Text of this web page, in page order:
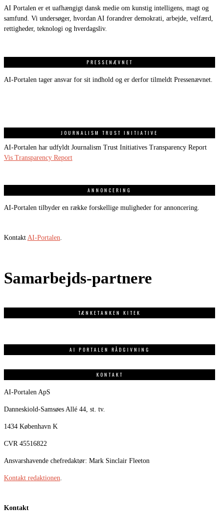
AI Portalen er et uafhængigt dansk medie om kunstig intelligens, magt og
samfund. Vi undersøger, hvordan AI forandrer demokrati, arbejde, velfærd,
rettigheder, teknologi og hverdagsliv.
PRESSENÆVNET
AI-Portalen tager ansvar for sit indhold og er derfor tilmeldt Pressenævnet.
JOURNALISM TRUST INITIATIVE
AI-Portalen har udfyldt Journalism Trust Initiatives Transparency Report
Vis Transparency Report
ANNONCERING
AI-Portalen tilbyder en række forskellige muligheder for annoncering.
Kontakt AI-Portalen
Samarbejds-partnere
TÆNKETANKEN KITEK
AI PORTALEN RÅDGIVNING
KONTAKT
AI-Portalen ApS
Danneskiold-Samsøes Allé 44, st. tv.
1434 København K
CVR 45516822
Ansvarshavende chefredaktør: Mark Sinclair Fleeton
Kontakt redaktionen
Kontakt